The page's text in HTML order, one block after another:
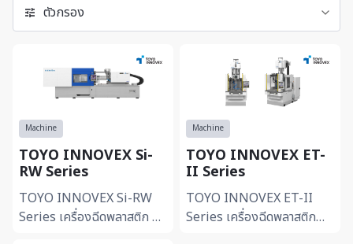
ตัวกรอง
Machine
TOYO INNOVEX Si-
RW Series
TOYO INNOVEX Si-RW
Series เครื่องฉีดพลาสติก 2
Machine
TOYO INNOVEX ET-
II Series
TOYO INNOVEX ET-II
Series เครื่องฉีดพลาสติก